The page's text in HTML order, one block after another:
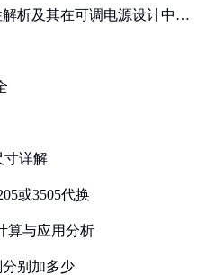
析及其在可调电源设计中的
寸详解
或3505代换
算与应用分析
分别加多少